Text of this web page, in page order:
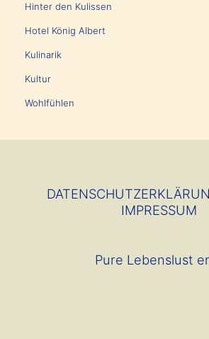
Hinter den Kulissen
Hotel König Albert
Kulinarik
Kultur
Wohlfühlen
IMPRESSUM
Pure Lebenslust